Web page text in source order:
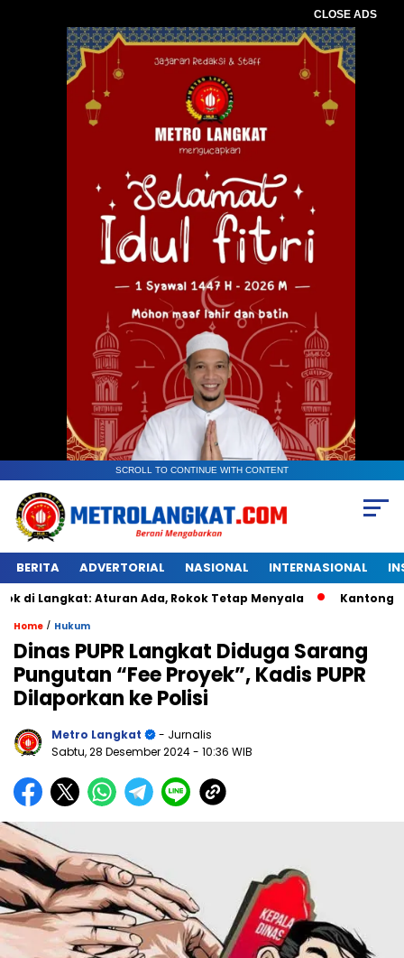
CLOSE ADS
SCROLL TO CONTINUE WITH CONTENT
BERITA ADVERTORIAL NASIONAL INTERNASIONAL
Aturan Ada, Rokok Tetap Menyala Kantongan Plastik
Home / Hukum
Dinas PUPR Langkat Diduga Sarang
Pungutan “Fee Proyek”, Kadis PUPR
Dilaporkan ke Polisi
Metro Langkat
- Jurnalis
Sabtu, 28 Desember 2024- 10:36 WIB